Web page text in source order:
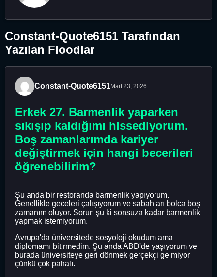
Constant-Quote6151 Tarafından
Yazılan Floodlar
Constant-Quote6151Mart 23, 2026
Erkek 27. Barmenlik yaparken
sıkışıp kaldığımı hissediyorum.
Boş zamanlarımda kariyer
değiştirmek için hangi becerileri
öğrenebilirim?
Şu anda bir restoranda barmenlik yapıyorum.
Genellikle geceleri çalışıyorum ve sabahları bolca boş
zamanım oluyor. Sorun şu ki sonsuza kadar barmenlik
yapmak istemiyorum.
Avrupa'da üniversitede sosyoloji okudum ama
diplomamı bitirmedim. Şu anda ABD'de yaşıyorum ve
burada üniversiteye geri dönmek gerçekçi gelmiyor
çünkü çok pahalı.